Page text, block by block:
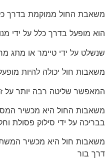
משאבת החול ממוקמת בדרך
הוא מופעל בדרך כלל על ידי
שנשלט על ידי טיימר או מתג
משאבות חול יכולה להיות
המאפשר שליטה רבה יותר על
משאבות החול היא מכשיר
בבריכה על ידי סילוק פסולת
משאבות חול היא מכשיר
דרך בור